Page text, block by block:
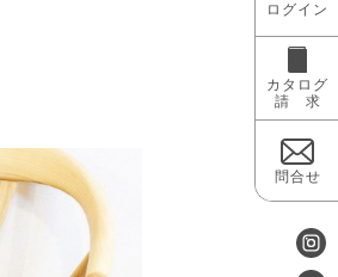
ログイン
カタログ
請 求
問合せ